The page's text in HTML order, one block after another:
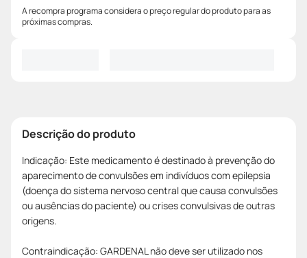
A recompra programa considera o preço regular do produto para as
próximas compras.
Descrição do produto
Indicação: Este medicamento é destinado à prevenção do
aparecimento de convulsões em indivíduos com epilepsia
(doença do sistema nervoso central que causa convulsões
ou ausências do paciente) ou crises convulsivas de outras
origens.
Contraindicação: GARDENAL não deve ser utilizado nos